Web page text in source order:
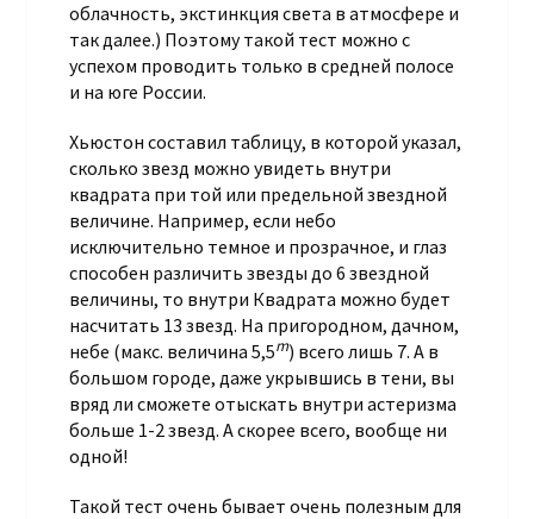
облачность, экстинкция света в атмосфере и
так далее.) Поэтому такой тест можно с
успехом проводить только в средней полосе
и на юге России.
Хьюстон составил таблицу, в которой указал,
сколько звезд можно увидеть внутри
квадрата при той или предельной звездной
величине. Например, если небо
исключительно темное и прозрачное, и глаз
способен различить звезды до 6 звездной
величины, то внутри Квадрата можно будет
насчитать 13 звезд. На пригородном, дачном,
небе (макс. величина 5,5m) всего лишь 7. А в
большом городе, даже укрывшись в тени, вы
вряд ли сможете отыскать внутри астеризма
больше 1-2 звезд. А скорее всего, вообще ни
одной!
Такой тест очень бывает очень полезным для